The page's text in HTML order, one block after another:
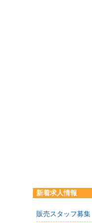
新着求人情報
販売スタッフ募集